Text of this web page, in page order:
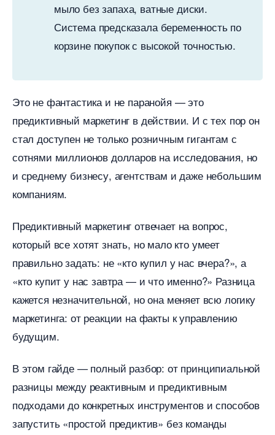
мыло без запаха, ватные диски.
Система предсказала беременность по
корзине покупок с высокой точностью.
Это не фантастика и не паранойя — это
предиктивный маркетинг в действии. И с тех пор он
стал доступен не только розничным гигантам с
сотнями миллионов долларов на исследования, но
и среднему бизнесу, агентствам и даже небольшим
компаниям.
Предиктивный маркетинг отвечает на вопрос,
который все хотят знать, но мало кто умеет
правильно задать: не «кто купил у нас вчера?», а
«кто купит у нас завтра — и что именно?» Разница
кажется незначительной, но она меняет всю логику
маркетинга: от реакции на факты к управлению
удущим.
этом гайде — полный разбор: от принципиальной
разницы между реактивным и предиктивным
подходами до конкретных инструментов и способо
запустить «простой предиктив» без команды